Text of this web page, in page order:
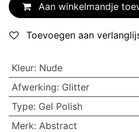
Aan winkelmandje
Toevoegen aan
Kleur: Nude
Afwerking: Glitter
Type: Gel Polish
Merk: Abstract